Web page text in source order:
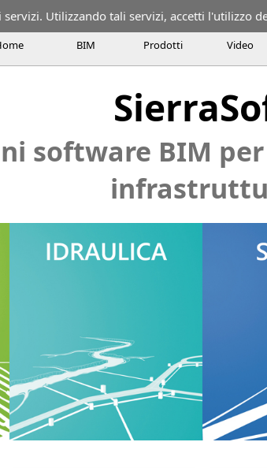
BIM Prodotti Video
BIM per la progettazione ferroviaria,
BIM per la topografia Restituzione
Progettazione stradale con
software BIM
Utilizzando tali servizi, accetti l'utilizzo